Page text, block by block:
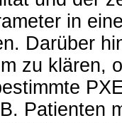
in
Darüber
zu klären,
Patienten